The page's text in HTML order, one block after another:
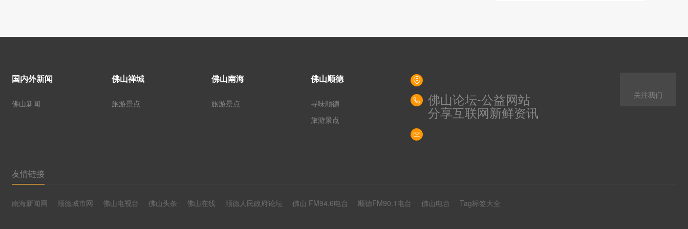
国内外新闻
佛山新闻
佛山禅城
旅游景点
佛山南海
旅游景点
佛山顺德
寻味顺德
旅游景点
佛山论坛-公益网站
分享互联网新鲜资讯
关注我们
友情链接
南海新闻网 顺德城市网 佛山电视台 佛山头条 佛山在线 顺德人民政府论坛 佛山 FM94.6电台 顺德FM90.1电台 佛山电台 Tag标签大全